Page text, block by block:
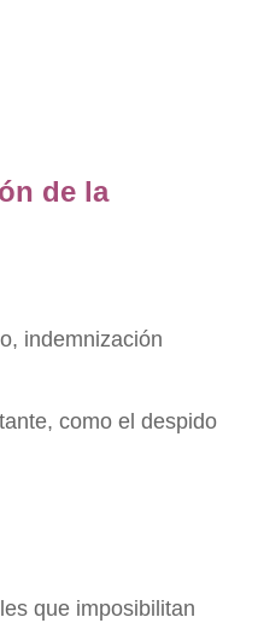
de la
indemnización
como el despido
que imposibilitan